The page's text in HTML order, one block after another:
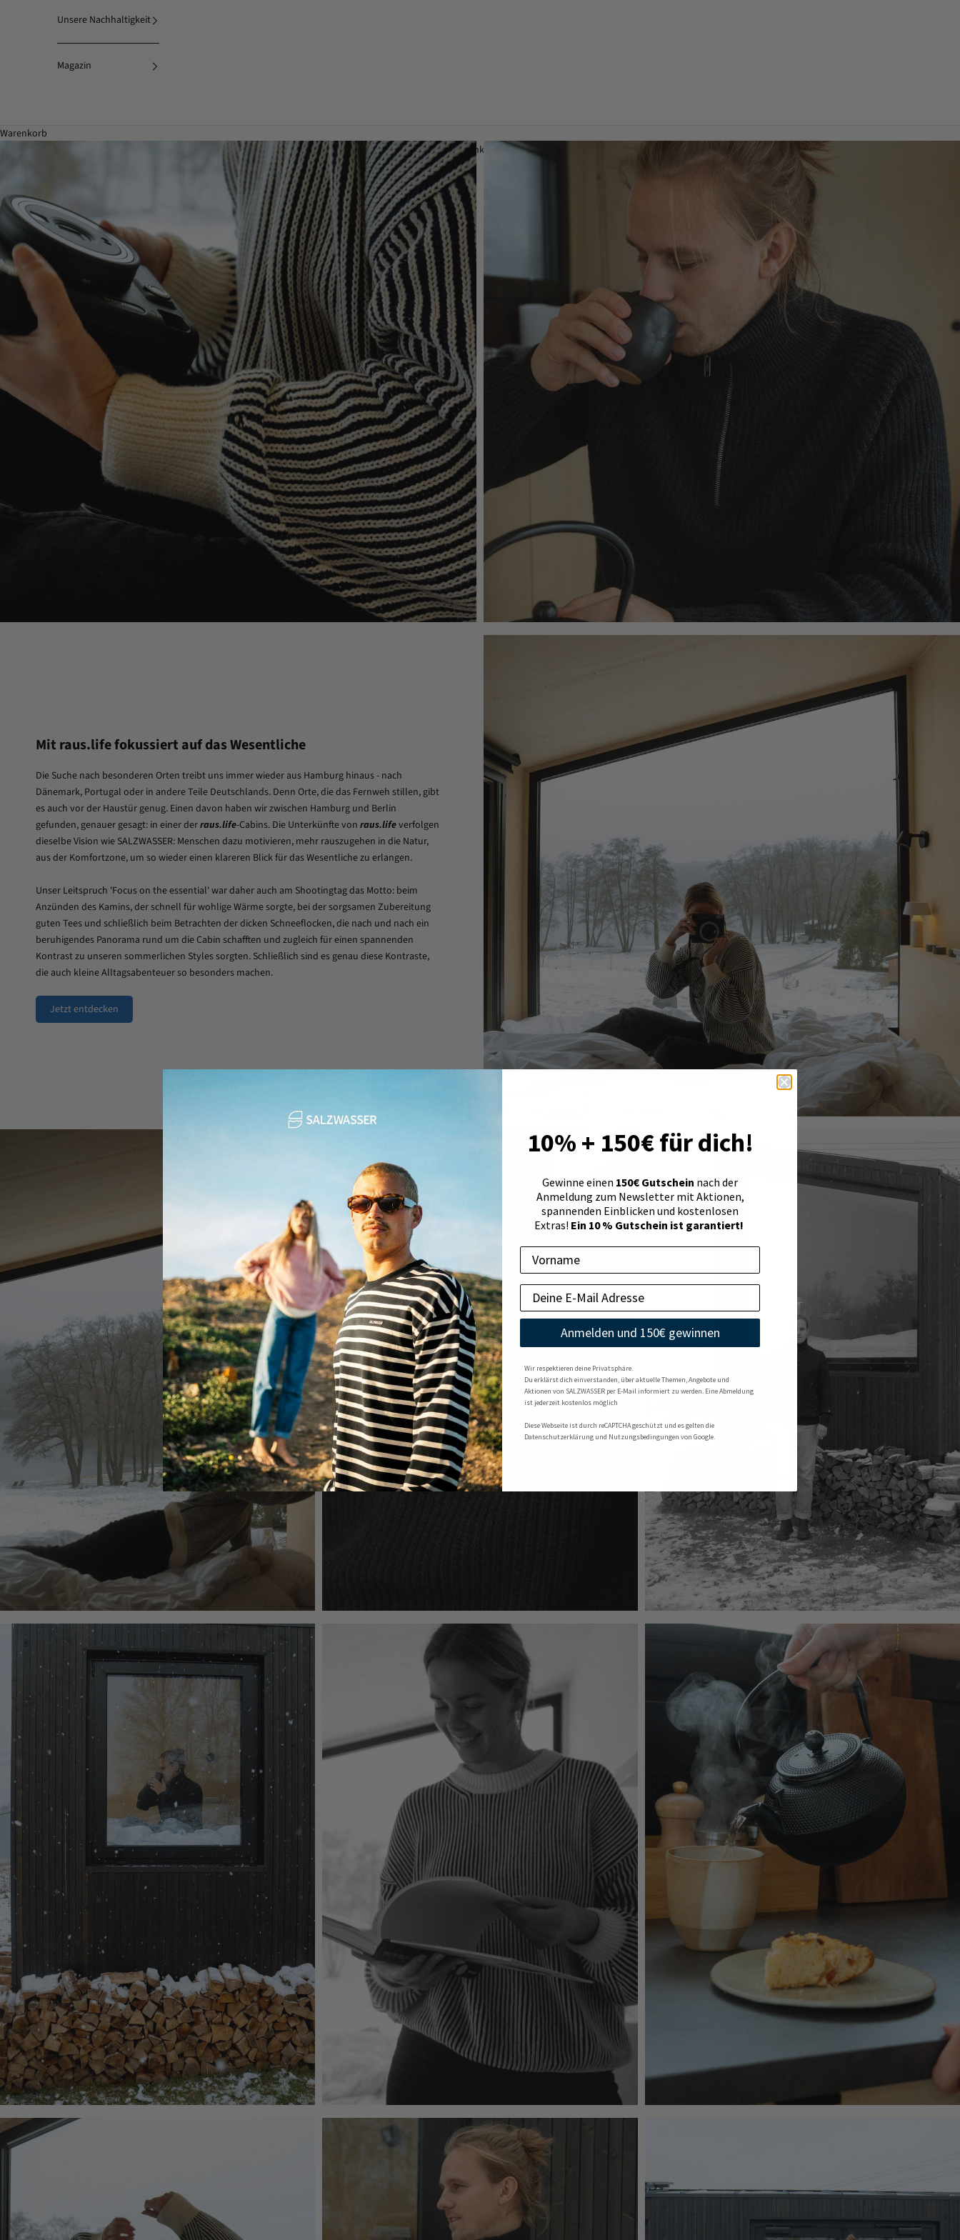
Unsere Nachhaltigkeit
Magazin
Warenkorb
Dein Warenkorb ist leer
Mit raus.life fokussiert auf das Wesentliche
Die Suche nach besonderen Orten treibt uns immer wieder aus Hamburg hinaus - nach
Dänemark, Portugal oder in andere Teile Deutschlands. Denn Orte, die das Fernweh stillen, gibt
es auch vor der Haustür genug. Einen davon haben wir zwischen Hamburg und Berlin
gefunden, genauer gesagt: in einer derraus.life-Cabins. Die Unterkünfte von raus.lifeverfolgen
dieselbe Vision wie SALZWASSER: Menschen dazu motivieren, mehr rauszugehen in die Natur,
aus der Komfortzone, um so wieder einen klareren Blick für das Wesentliche zu erlangen.
Unser Leitspruch 'Focus on the essential' war daher auch am Shootingtag das Motto: beim
Anzünden des Kamins, der schnell für wohlige Wärme sorgte, bei der sorgsamen Zubereitung
guten Tees und schließlich beim Betrachten der dicken Schneeflocken, die nach und nach ein
beruhigendes Panorama rund um die Cabin schafften und zugleich für einen spannenden
Kontrast zu unseren sommerlichen Styles sorgten. Schließlich sind es genau diese Kontraste,
die auch kleine Alltagsabenteuer so besonders machen.
Jetzt entdecken
10% + 150€ für dich!
Gewinne einen 150€ Gutschein nach der
Anmeldung zum Newsletter mit Aktionen,
spannenden Einblicken und kostenlosen
Extras! Ein 10 % Gutschein ist garantiert!
Anmelden und 150€ gewinnen
Wir respektieren deine Privatsphäre.
Du erklärst dich einverstanden, über aktuelle Themen, Angebote und
Aktionen von SALZWASSER per E-Mail informiert zu werden. Eine Abmeldung
ist jederzeit kostenlos möglich
Diese Webseite ist durch reCAPTCHA geschützt und es gelten die
Datenschutzerklärung und Nutzungsbedingungen von Google.